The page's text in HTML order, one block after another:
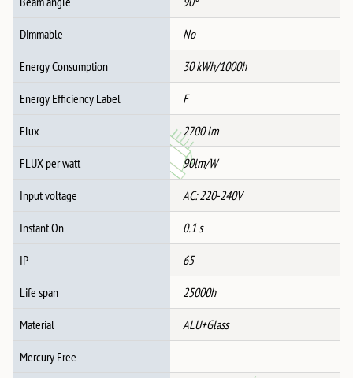
2700K
SENSOR
Dimmable No
Energy Consumption 30 kWh/1000h
Energy Efficiency Label F
Flux 2700 lm
FLUX per watt 90lm/W
Input voltage AC: 220-240V
Instant On 0.1 s
IP 65
Life span 25000h
Material ALU+Glass
Mercury Free